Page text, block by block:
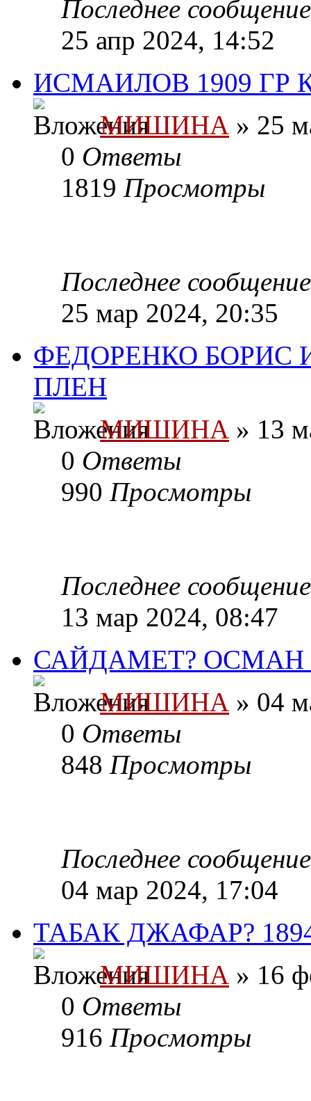
Последнее
25 апр 2024, 14:52
ИСМАИЛОВ 1909
МИШИНА » 25
0 Ответы
1819 Просмотры
Последнее
25 мар 2024, 20:35
ФЕДОРЕНКО БОРИС
ПЛЕН
МИШИНА » 13
0 Ответы
990 Просмотры
Последнее
13 мар 2024, 08:47
САЙДАМЕТ? ОСМАН
МИШИНА » 04
0 Ответы
848 Просмотры
Последнее
04 мар 2024, 17:04
ТАБАК ДЖАФАР?
МИШИНА » 16
0 Ответы
916 Просмотры